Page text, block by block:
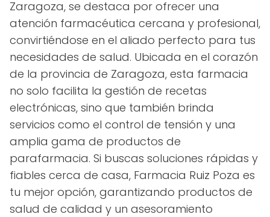
Zaragoza, se destaca por ofrecer una
atención farmacéutica cercana y profesional,
convirtiéndose en el aliado perfecto para tus
necesidades de salud. Ubicada en el corazón
de la provincia de Zaragoza, esta farmacia
no solo facilita la gestión de recetas
electrónicas, sino que también brinda
servicios como el control de tensión y una
amplia gama de productos de
parafarmacia. Si buscas soluciones rápidas y
fiables cerca de casa, Farmacia Ruiz Poza es
tu mejor opción, garantizando productos de
salud de calidad y un asesoramiento